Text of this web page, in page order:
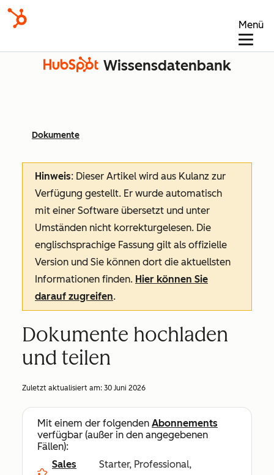
Menü
Wissensdatenbank
Dokumente
Hinweis: Dieser Artikel wird aus Kulanz zur
Verfügung gestellt. Er wurde automatisch
mit einer Software übersetzt und unter
Umständen nicht korrekturgelesen. Die
englischsprachige Fassung gilt als offizielle
Version und Sie können dort die aktuellsten
Informationen finden. Hier können Sie
darauf zugreifen.
Dokumente hochladen
und teilen
Zuletzt aktualisiert am: 30 Juni 2026
Mit einem der folgenden Abonnements
verfügbar (außer in den angegebenen
Fällen):
Sales
Starter, Professional,